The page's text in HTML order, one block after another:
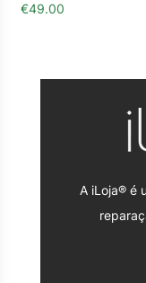
€49.00
A iLoja® é